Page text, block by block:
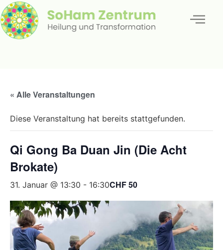
« Alle Veranstaltungen
Diese Veranstaltung hat bereits stattgefunden.
Qi Gong Ba Duan Jin (Die Acht
Brokate)
31. Januar @ 13:30 - 16:30CHF 50